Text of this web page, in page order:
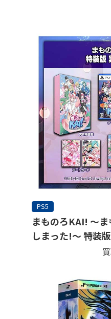
PS5
まものろKAI! ～
しまった!～ 特装